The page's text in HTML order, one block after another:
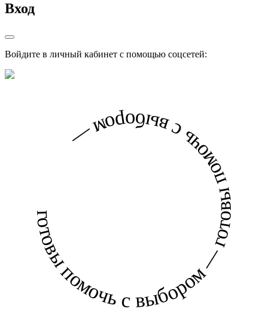
Вход
Войдите в личный кабинет с помощью соцсетей:
готовы помочь с выбором — готовы помочь с выбором —